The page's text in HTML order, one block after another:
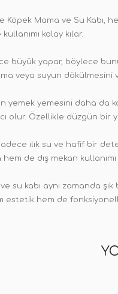
Köpek Mama ve Su
kolay kılar.
yapar, böylece
veya suyun dökülmesini
yemek yemesini daha da
olur. Özellikle düzgün bir
ılık su ve hafif bir
hem de dış mekan
su kabı aynı zamanda
estetik hem de